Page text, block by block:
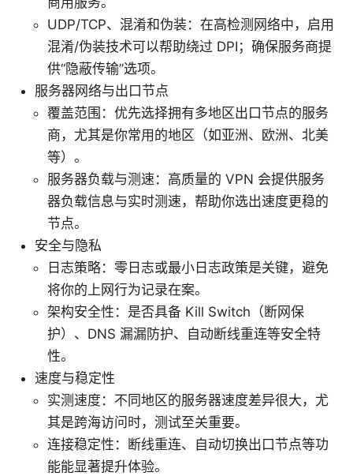
UDP/TCP、混淆和伪装：在高检测网络中，启用
混淆/伪装技术可以帮助绕过 DPI；确保服务商提
供“隐蔽传输”选项。
服务器网络与出口节点
覆盖范围：优先选择拥有多地区出口节点的服务
商，尤其是你常用的地区（如亚洲、欧洲、北美
等）。
服务器负载与测速：高质量的 VPN 会提供服务
器负载信息与实时测速，帮助你选出速度更稳的
节点。
安全与隐私
日志策略：零日志或最小日志政策是关键，避免
将你的上网行为记录在案。
架构安全性：是否具备 Kill Switch（断网保
护）、DNS 漏漏防护、自动断线重连等安全特
性。
速度与稳定性
实测速度：不同地区的服务器速度差异很大，尤
其是跨海访问时，测试至关重要。
连接稳定性：断线重连、自动切换出口节点等功
能能显著提升体验。